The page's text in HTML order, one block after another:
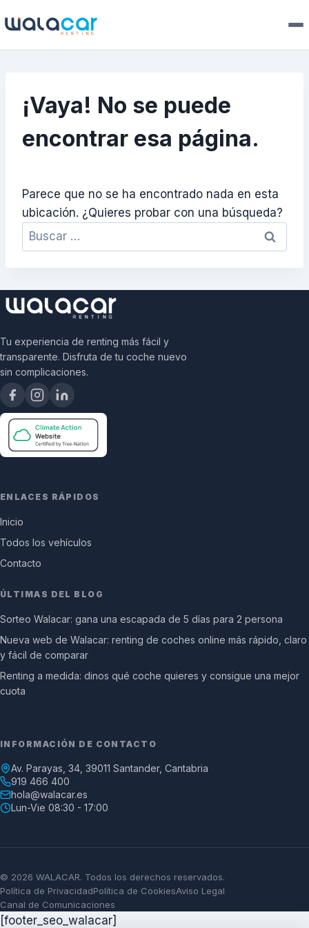
¡Vaya! No se puede
encontrar esa página.
Parece que no se ha encontrado nada en esta
ubicación. ¿Quieres probar con una búsqueda?
Buscar:
Tu experiencia de renting más fácil y
transparente. Disfruta de tu coche nuevo
sin complicaciones.
ENLACES RÁPIDOS
Inicio
Todos los vehículos
Contacto
ÚLTIMAS DEL BLOG
Sorteo Walacar: gana una escapada de 5 días para 2 persona
Nueva web de Walacar: renting de coches online más rápido, claro
y fácil de comparar
Renting a medida: dinos qué coche quieres y consigue una mejor
cuota
INFORMACIÓN DE CONTACTO
Av. Parayas, 34, 39011 Santander, Cantabria
919 466 400
hola@walacar.es
Lun-Vie 08:30 - 17:00
© 2026 WALACAR. Todos los derechos reservados.
Política de PrivacidadPolítica de CookiesAviso Legal
Canal de Comunicaciones
[footer_seo_walacar]